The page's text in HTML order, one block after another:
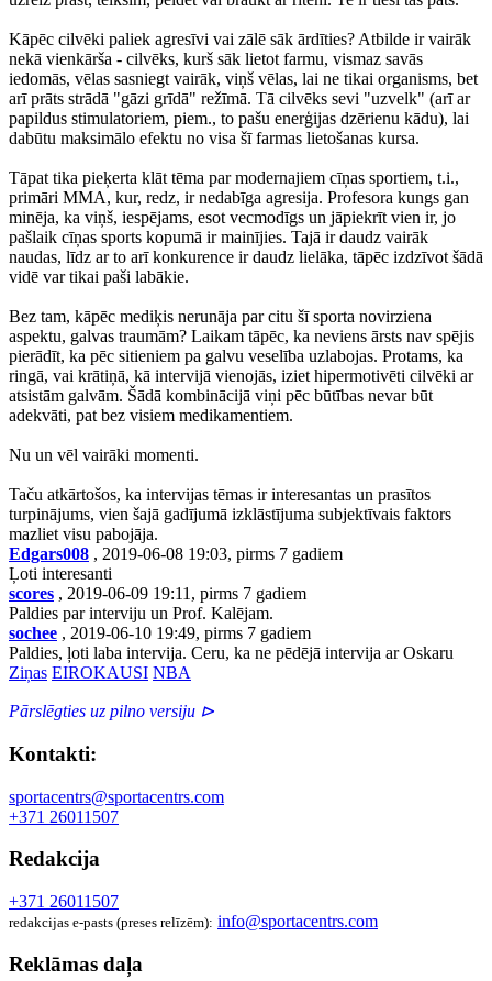
Kāpēc cilvēki paliek agresīvi vai zālē sāk ārdīties? Atbilde ir vairāk
nekā vienkārša - cilvēks, kurš sāk lietot farmu, vismaz savās
iedomās, vēlas sasniegt vairāk, viņš vēlas, lai ne tikai organisms, bet
arī prāts strādā "gāzi grīdā" režīmā. Tā cilvēks sevi "uzvelk" (arī ar
papildus stimulatoriem, piem., to pašu enerģijas dzērienu kādu), lai
dabūtu maksimālo efektu no visa šī farmas lietošanas kursa.
Tāpat tika pieķerta klāt tēma par modernajiem cīņas sportiem, t.i.,
primāri MMA, kur, redz, ir nedabīga agresija. Profesora kungs gan
minēja, ka viņš, iespējams, esot vecmodīgs un jāpiekrīt vien ir, jo
pašlaik cīņas sports kopumā ir mainījies. Tajā ir daudz vairāk
naudas, līdz ar to arī konkurence ir daudz lielāka, tāpēc izdzīvot šādā
vidē var tikai paši labākie.
Bez tam, kāpēc mediķis nerunāja par citu šī sporta novirziena
aspektu, galvas traumām? Laikam tāpēc, ka neviens ārsts nav spējis
pierādīt, ka pēc sitieniem pa galvu veselība uzlabojas. Protams, ka
ringā, vai krātiņā, kā intervijā vienojās, iziet hipermotivēti cilvēki ar
atsistām galvām. Šādā kombinācijā viņi pēc būtības nevar būt
adekvāti, pat bez visiem medikamentiem.
Nu un vēl vairāki momenti.
Taču atkārtošos, ka intervijas tēmas ir interesantas un prasītos
turpinājums, vien šajā gadījumā izklāstījuma subjektīvais faktors
mazliet visu pabojāja.
Edgars008 , 2019-06-08 19:03, pirms 7 gadiem
Ļoti interesanti
scores , 2019-06-09 19:11, pirms 7 gadiem
Paldies par interviju un Prof. Kalējam.
sochee , 2019-06-10 19:49, pirms 7 gadiem
Paldies, ļoti laba intervija. Ceru, ka ne pēdējā intervija ar Oskaru
Ziņas EIROKAUSI NBA
Pārslēgties uz pilno versiju ⊳
Kontakti:
sportacentrs@sportacentrs.com
+371 26011507
Redakcija
+371 26011507
redakcijas e-pasts (preses relīzēm): info@sportacentrs.com
Reklāmas daļa